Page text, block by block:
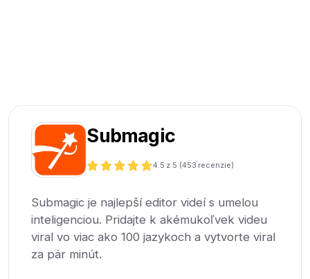
Submagic
4.5 z 5 (453 recenzie)
Submagic je najlepší editor videí s umelou
inteligenciou. Pridajte k akémukoľvek videu
viral vo viac ako 100 jazykoch a vytvorte viral
za pár minút.